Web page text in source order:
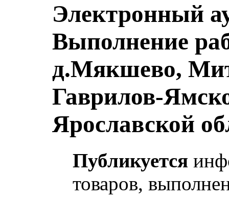
Электронный
Выполнение
д.Мякшево,
Гаврилов-
Ярославской
Публикуется
товаров,